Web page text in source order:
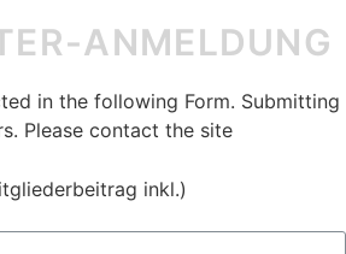
ANMELDUNG
in the following Form. Submitting
Please contact the site
inkl.)